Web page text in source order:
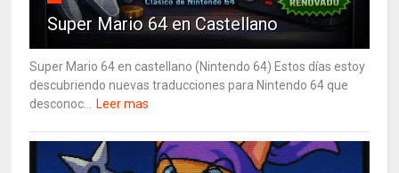
Super Mario 64 en Castellano
Super Mario 64 en castellano (Nintendo 64) Estos días estoy
descubriendo nuevas traducciones para Nintendo 64 que
desconoc...
Leer mas